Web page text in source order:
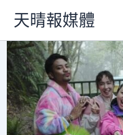
主
要
內
容
天晴報媒體